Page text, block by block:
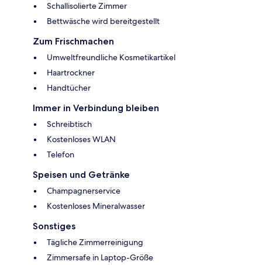
Schallisolierte Zimmer
Bettwäsche wird bereitgestellt
Zum Frischmachen
Umweltfreundliche Kosmetikartikel
Haartrockner
Handtücher
Immer in Verbindung bleiben
Schreibtisch
Kostenloses WLAN
Telefon
Speisen und Getränke
Champagnerservice
Kostenloses Mineralwasser
Sonstiges
Tägliche Zimmerreinigung
Zimmersafe in Laptop-Größe